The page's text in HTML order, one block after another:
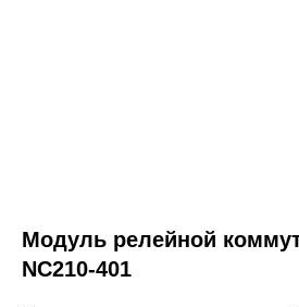
Модуль релейной
NC210-401